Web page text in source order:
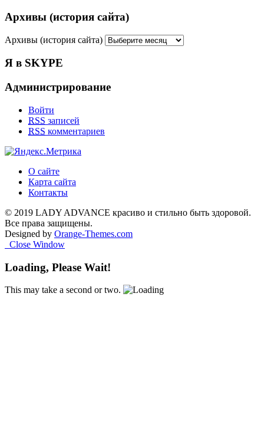
Архивы (история сайта)
Архивы (история сайта)
Я в SKYPE
Администрирование
Войти
RSS записей
RSS комментариев
О сайте
Карта сайта
Контакты
© 2019 LADY ADVANCE красиво и стильно быть здоровой.
Все права защищены.
Designed by Orange-Themes.com
Close Window
Loading, Please Wait!
This may take a second or two.